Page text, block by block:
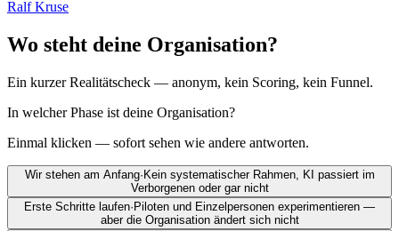
Ralf Kruse
Wo steht deine Organisation?
Ein kurzer Realitätscheck — anonym, kein Scoring, kein Funnel.
In welcher Phase ist deine Organisation?
Einmal klicken — sofort sehen wie andere antworten.
Wir stehen am Anfang· Kein systematischer Rahmen, KI passiert im
Verborgenen oder gar nicht
Erste Schritte laufen· Piloten und Einzelpersonen experimentieren —
aber die Organisation ändert sich nicht